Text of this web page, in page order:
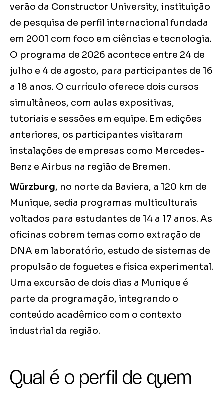
verão da Constructor University, instituição
de pesquisa de perfil internacional fundada
em 2001 com foco em ciências e tecnologia.
O programa de 2026 acontece entre 24 de
julho e 4 de agosto, para participantes de 16
a 18 anos. O currículo oferece dois cursos
simultâneos, com aulas expositivas,
tutoriais e sessões em equipe. Em edições
anteriores, os participantes visitaram
instalações de empresas como Mercedes-
Benz e Airbus na região de Bremen.
Würzburg, no norte da Baviera, a 120 km de
Munique, sedia programas multiculturais
voltados para estudantes de 14 a 17 anos. As
oficinas cobrem temas como extração de
DNA em laboratório, estudo de sistemas de
propulsão de foguetes e física experimental.
Uma excursão de dois dias a Munique é
parte da programação, integrando o
conteúdo acadêmico com o contexto
industrial da região.
Qual é o perfil de quem